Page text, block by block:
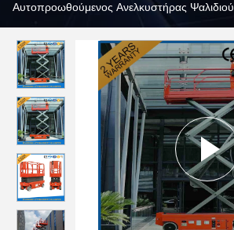
Αυτοπροωθούμενος Ανελκυστήρας Ψαλιδιού
εναέρια εργασία εγκατάστασης/συντήρησης